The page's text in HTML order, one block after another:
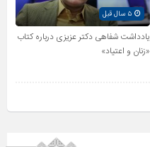
۵ سال قبل
یادداشت شفاهی دکتر عزیزی درباره کتاب
«زنان و اعتیاد»